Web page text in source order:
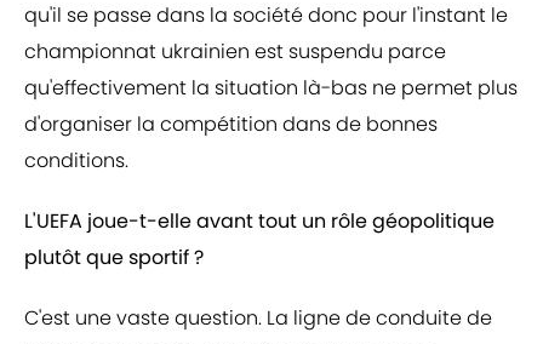
qu'il se passe dans la société donc pour l'instant le
championnat ukrainien est suspendu parce
qu'effectivement la situation là-bas ne permet plus
d'organiser la compétition dans de bonnes
conditions.
L'UEFA joue-t-elle avant tout un rôle géopolitique
plutôt que sportif ?
C'est une vaste question. La ligne de conduite de